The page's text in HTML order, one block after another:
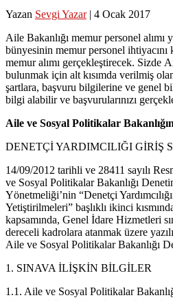
Yazan Sevgi Yazar| 4 Ocak 2017
Aile Bakanlığı memur personel alımı
bünyesinin memur personel ihtiyacını
memur alımı gerçekleştirecek. Sizde
bulunmak için alt kısımda verilmiş
şartlara, başvuru bilgilerine ve genel
bilgi alabilir ve başvurularınızı
Aile ve Sosyal Politikalar
DENETÇİ YARDIMCILIĞI GİRİŞ
14/09/2012 tarihli ve 28411 sayılı
ve Sosyal Politikalar Bakanlığı
Yönetmeliği’nin “Denetçi
Yetiştirilmeleri” başlıklı ikinci
kapsamında, Genel İdare Hizmetleri
dereceli kadrolara atanmak üzere
Aile ve Sosyal Politikalar Bakanlığı
1. SINAVA İLİŞKİN BİLGİLER
1.1. Aile ve Sosyal Politikalar